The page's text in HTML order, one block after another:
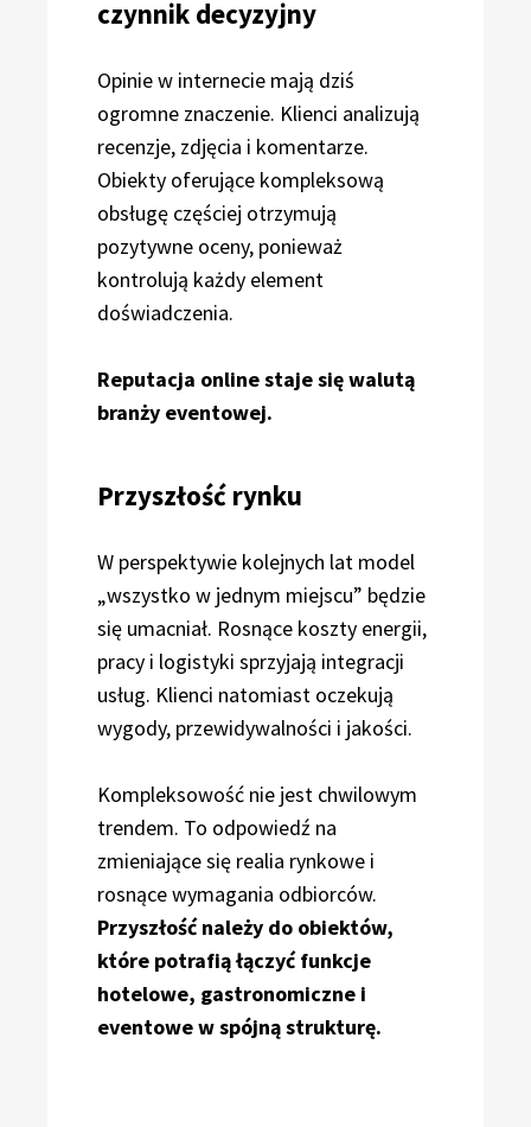
czynnik decyzyjny
Opinie w internecie mają dziś
ogromne znaczenie. Klienci analizują
recenzje, zdjęcia i komentarze.
Obiekty oferujące kompleksową
obsługę częściej otrzymują
pozytywne oceny, ponieważ
kontrolują każdy element
doświadczenia.
Reputacja online staje się walutą
branży eventowej.
Przyszłość rynku
W perspektywie kolejnych lat model
„wszystko w jednym miejscu” będzie
się umacniał. Rosnące koszty energii,
pracy i logistyki sprzyjają integracji
usług. Klienci natomiast oczekują
wygody, przewidywalności i jakości.
Kompleksowość nie jest chwilowym
trendem. To odpowiedź na
zmieniające się realia rynkowe i
rosnące wymagania odbiorców.
Przyszłość należy do obiektów,
które potrafią łączyć funkcje
hotelowe, gastronomiczne i
eventowe w spójną strukturę.